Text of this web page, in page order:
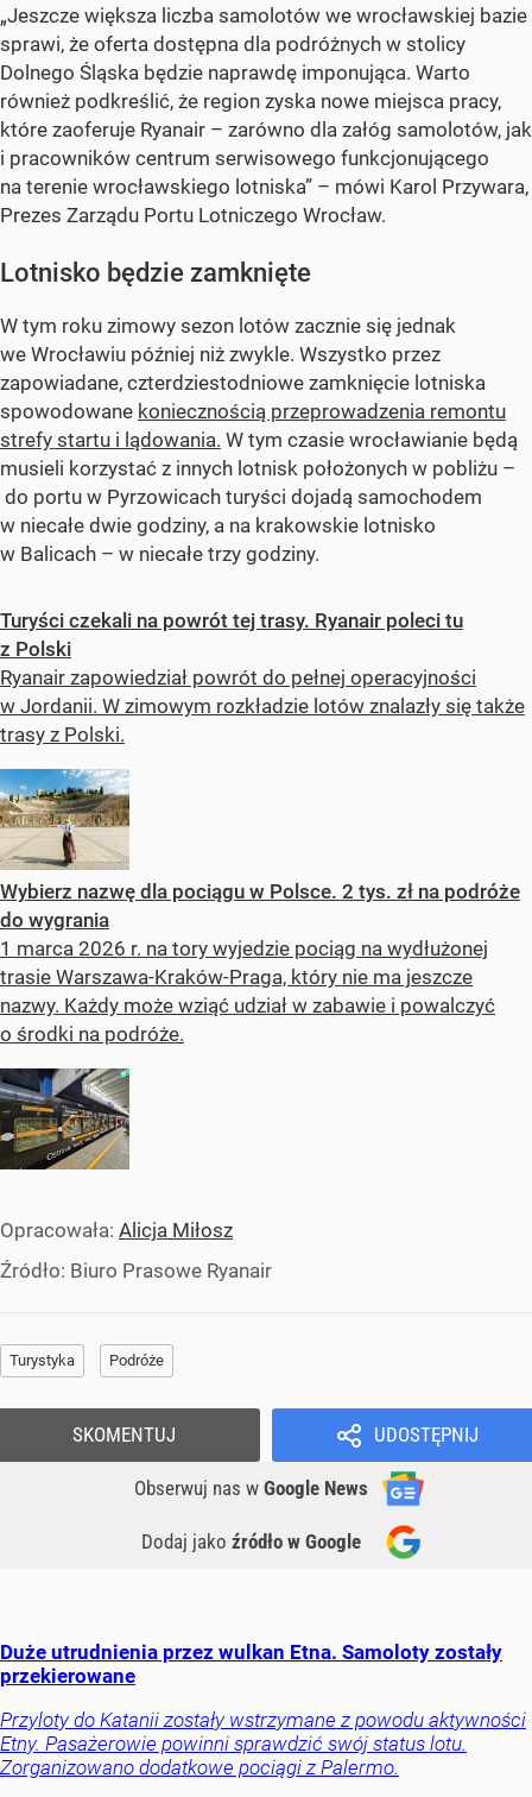
„Jeszcze większa liczba samolotów we wrocławskiej bazie
sprawi, że oferta dostępna dla podróżnych w stolicy
Dolnego Śląska będzie naprawdę imponująca. Warto
również podkreślić, że region zyska nowe miejsca pracy,
które zaoferuje Ryanair – zarówno dla załóg samolotów, jak
i pracowników centrum serwisowego funkcjonującego
na terenie wrocławskiego lotniska” – mówi Karol Przywara,
Prezes Zarządu Portu Lotniczego Wrocław.
Lotnisko będzie zamknięte
W tym roku zimowy sezon lotów zacznie się jednak
we Wrocławiu później niż zwykle. Wszystko przez
zapowiadane, czterdziestodniowe zamknięcie lotniska
spowodowane koniecznością przeprowadzenia remontu
strefy startu i lądowania. W tym czasie wrocławianie będą
musieli korzystać z innych lotnisk położonych w pobliżu –
do portu w Pyrzowicach turyści dojadą samochodem
w niecałe dwie godziny, a na krakowskie lotnisko
w Balicach – w niecałe trzy godziny.
Turyści czekali na powrót tej trasy. Ryanair poleci tu
z Polski
Ryanair zapowiedział powrót do pełnej operacyjności
w Jordanii. W zimowym rozkładzie lotów znalazły się także
trasy z Polski.
Wybierz nazwę dla pociągu w Polsce. 2 tys. zł na podróże
do wygrania
1 marca 2026 r. na tory wyjedzie pociąg na wydłużonej
trasie Warszawa-Kraków-Praga, który nie ma jeszcze
nazwy. Każdy może wziąć udział w zabawie i powalczyć
o środki na podróże.
Opracowała: Alicja Miłosz
Źródło: Biuro Prasowe Ryanair
Turystyka Podróże
UDOSTĘPNIJ
Obserwuj nas w Google News
Dodaj jako źródło w Google
SKOMENTUJ
Duże utrudnienia przez wulkan Etna. Samoloty zostały
przekierowane
Przyloty do Katanii zostały wstrzymane z powodu aktywności
Etny. Pasażerowie powinni sprawdzić swój status lotu.
Zorganizowano dodatkowe pociągi z Palermo.